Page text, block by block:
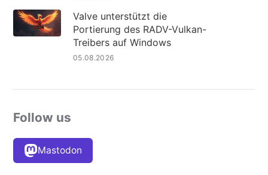
Valve unterstützt die
Portierung des RADV-Vulkan-
Treibers auf Windows
05.08.2026
Follow us
Mastodon